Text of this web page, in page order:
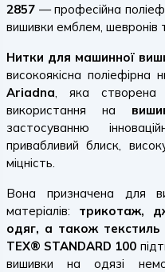
2857 — професійна
вишивки емблем, шевронів
Нитки для машинної
високоякісна поліефірна
Ariadna, яка створена
використання на
застосуванню
привабливий блиск,
міцність.
Вона призначена для
матеріалів: трикотаж,
одяг, а також текстиль
TEX® STANDARD 100
вишивки на одязі